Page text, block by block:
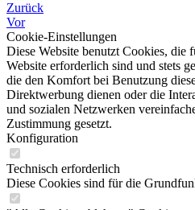
Zurück
Vor
Cookie-Einstellungen
Diese Website benutzt Cookies, die
Website erforderlich sind und stets
die den Komfort bei Benutzung
Direktwerbung dienen oder die
und sozialen Netzwerken
Zustimmung gesetzt.
Konfiguration
Technisch erforderlich
Diese Cookies sind für die